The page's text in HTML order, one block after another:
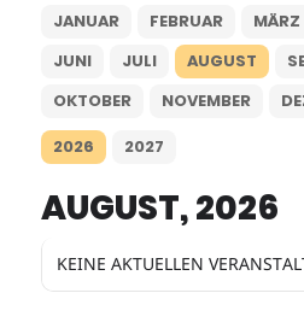
JANUAR FEBRUAR MÄRZ
JUNI
JULI AUGUST
OKTOBER
NOVEMBER
2026
2027
AUGUST, 2026
KEINE AKTUELLEN